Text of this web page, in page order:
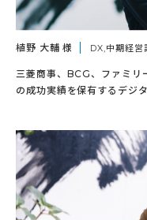
植野 大輔 様 DX,中期経営
三菱商事、BCG、ファミリ
の成功実績を保有するデジ